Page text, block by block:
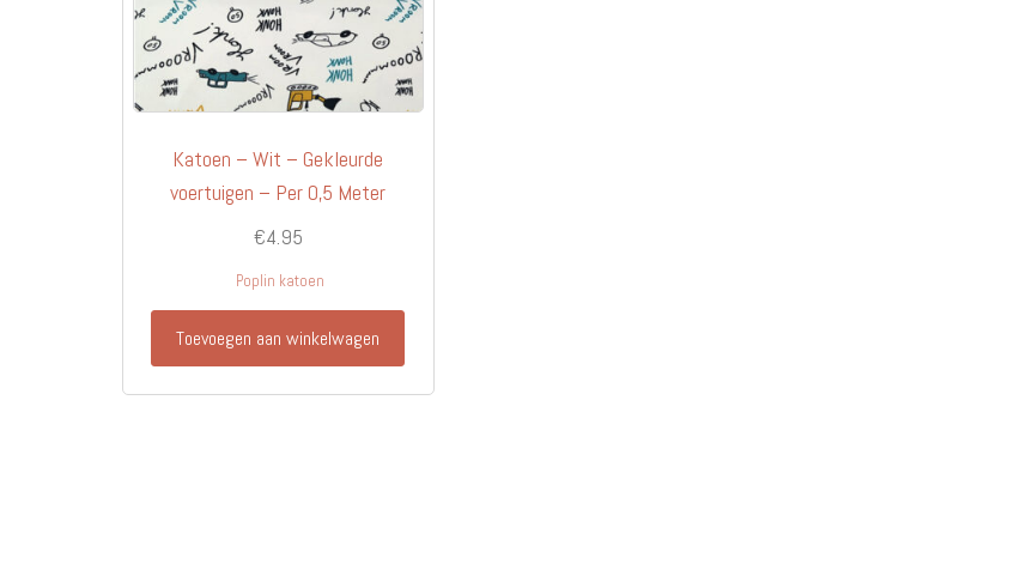
Katoen – Wit – Gekleurde
voertuigen – Per 0,5 Meter
€4.95
Poplin katoen
Toevoegen aan winkelwagen